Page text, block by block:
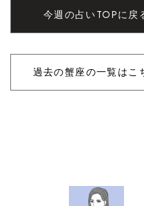
今週の占いTOPに戻
過去の蟹座の一覧はこ